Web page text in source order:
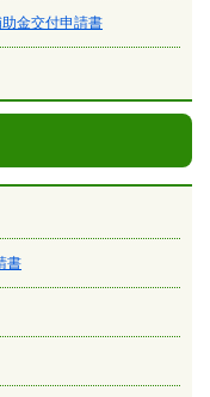
金交付申請書
書